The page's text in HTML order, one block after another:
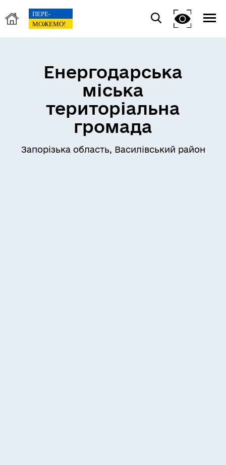
Енергодарська
міська
територіальна
громада
Запорізька область, Василівський район